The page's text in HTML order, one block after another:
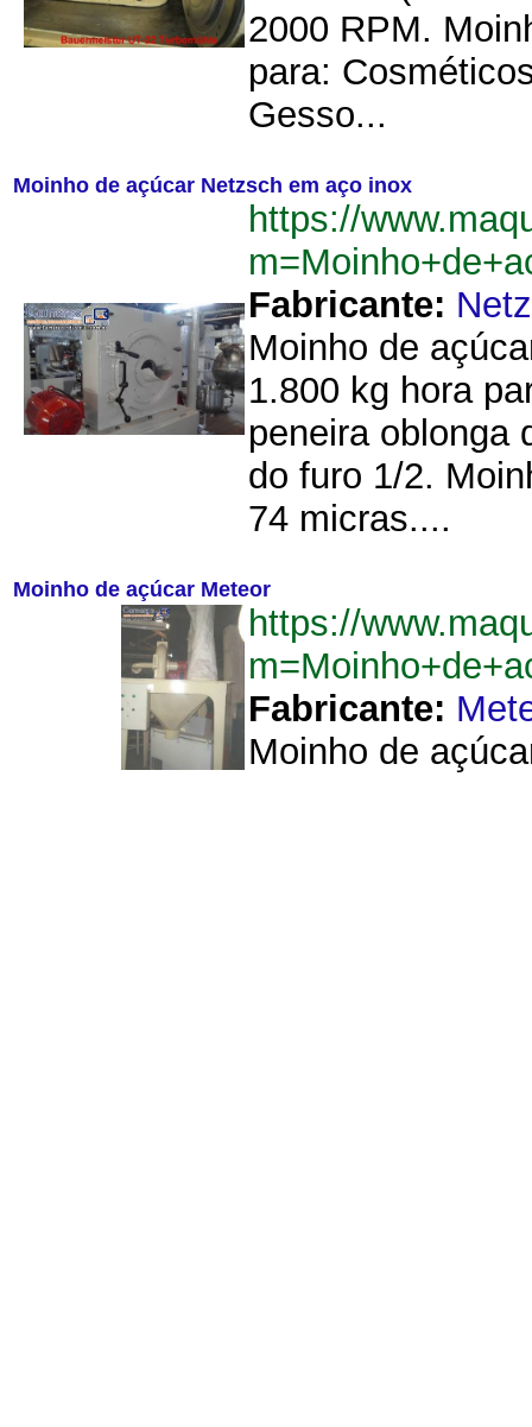
2000 RPM.
para:
Gesso...
Moinho de açúcar Netzsch em aço inox
https://
Fabricante:
Moinho de
1.800 kg hora
peneira oblonga
do furo 1/2.
74 micras....
Moinho de açúcar Meteor
https://
Fabricante:
Moinho de